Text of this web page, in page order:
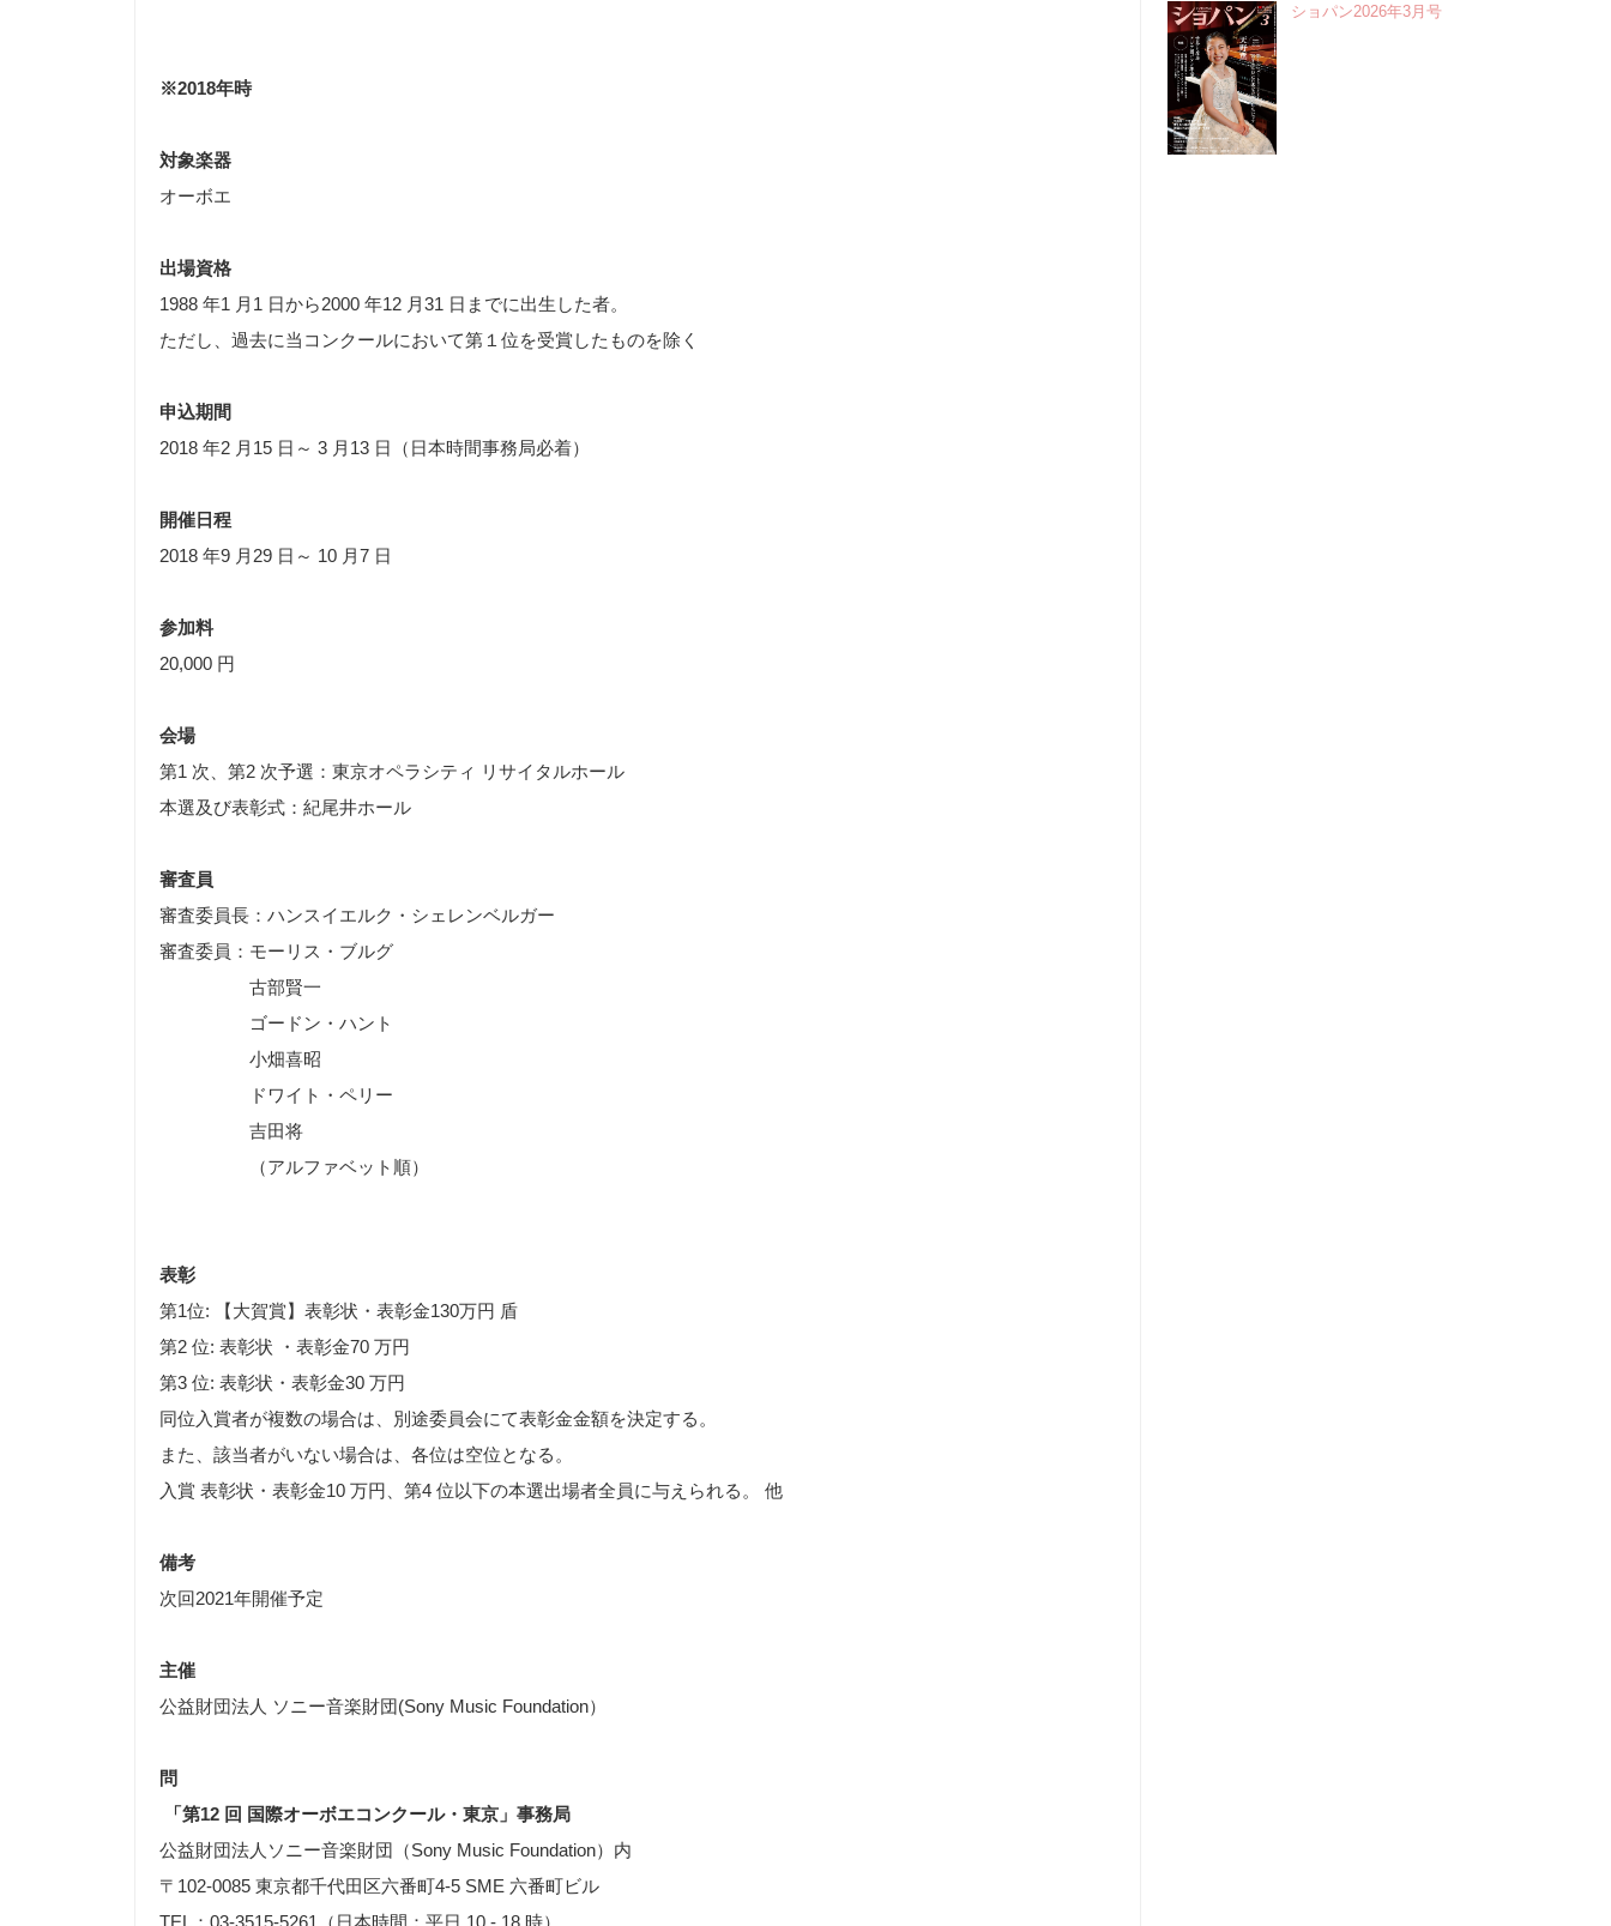
※2018年時
対象楽器
オーボエ
出場資格
1988 年1 月1 日から2000 年12 月31 日までに出生した者。
ただし、過去に当コンクールにおいて第１位を受賞したものを除く
申込期間
2018 年2 月15 日～ 3 月13 日（日本時間事務局必着）
開催日程
2018 年9 月29 日～ 10 月7 日
参加料
20,000 円
会場
第1 次、第2 次予選：東京オペラシティ リサイタルホール
本選及び表彰式：紀尾井ホール
審査員
審査委員長：ハンスイエルク・シェレンベルガー
審査委員：モーリス・ブルグ
古部賢一
ゴードン・ハント
小畑喜昭
ドワイト・ペリー
吉田将
（アルファベット順）
表彰
第1位: 【大賀賞】表彰状・表彰金130万円 盾
第2 位: 表彰状 ・表彰金70 万円
第3 位: 表彰状・表彰金30 万円
同位入賞者が複数の場合は、別途委員会にて表彰金金額を決定する。
また、該当者がいない場合は、各位は空位となる。
入賞 表彰状・表彰金10 万円、第4 位以下の本選出場者全員に与えられる。 他
備考
次回2021年開催予定
主催
公益財団法人 ソニー音楽財団(Sony Music Foundation）
問
「第12 回 国際オーボエコンクール・東京」事務局
公益財団法人ソニー音楽財団（Sony Music Foundation）内
〒102-0085 東京都千代田区六番町4-5 SME 六番町ビル
TEL：03-3515-5261（日本時間：平日 10 - 18 時）
ショパン2026年3月号